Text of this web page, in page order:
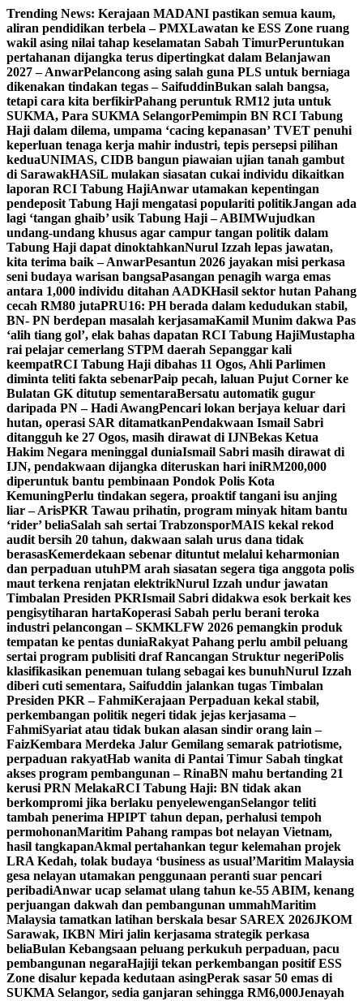
Skip
to
content
Trending News: Kerajaan MADANI pastikan semua kaum,
aliran pendidikan terbela – PMXLawatan ke ESS Zone ruang
wakil asing nilai tahap keselamatan Sabah TimurPeruntukan
pertahanan dijangka terus dipertingkat dalam Belanjawan
2027 – AnwarPelancong asing salah guna PLS untuk berniaga
dikenakan tindakan tegas – SaifuddinBukan salah bangsa,
tetapi cara kita berfikirPahang peruntuk RM12 juta untuk
SUKMA, Para SUKMA SelangorPemimpin BN RCI Tabung
Haji dalam dilema, umpama ‘cacing kepanasan’ TVET penuhi
keperluan tenaga kerja mahir industri, tepis persepsi pilihan
keduaUNIMAS, CIDB bangun piawaian ujian tanah gambut
di SarawakHASiL mulakan siasatan cukai individu dikaitkan
laporan RCI Tabung HajiAnwar utamakan kepentingan
pendeposit Tabung Haji mengatasi populariti politikJangan ada
lagi ‘tangan ghaib’ usik Tabung Haji – ABIMWujudkan
undang-undang khusus agar campur tangan politik dalam
Tabung Haji dapat dinoktahkanNurul Izzah lepas jawatan,
kita terima baik – AnwarPesantun 2026 jayakan misi perkasa
seni budaya warisan bangsaPasangan penagih warga emas
antara 1,000 individu ditahan AADKHasil sektor hutan Pahang
cecah RM80 jutaPRU16: PH berada dalam kedudukan stabil,
BN- PN berdepan masalah kerjasamaKamil Munim dakwa Pas
‘alih tiang gol’, elak bahas dapatan RCI Tabung HajiMustapha
rai pelajar cemerlang STPM daerah Sepanggar kali
keempatRCI Tabung Haji dibahas 11 Ogos, Ahli Parlimen
diminta teliti fakta sebenarPaip pecah, laluan Pujut Corner ke
Bulatan GK ditutup sementaraBersatu automatik gugur
daripada PN – Hadi AwangPencari lokan berjaya keluar dari
hutan, operasi SAR ditamatkanPendakwaan Ismail Sabri
ditangguh ke 27 Ogos, masih dirawat di IJNBekas Ketua
Hakim Negara meninggal duniaIsmail Sabri masih dirawat di
IJN, pendakwaan dijangka diteruskan hari iniRM200,000
diperuntuk bantu pembinaan Pondok Polis Kota
KemuningPerlu tindakan segera, proaktif tangani isu anjing
liar – ArisPKR Tawau prihatin, program minyak hitam bantu
‘rider’ beliaSalah sah sertai TrabzonsporMAIS kekal rekod
audit bersih 20 tahun, dakwaan salah urus dana tidak
berasasKemerdekaan sebenar dituntut melalui keharmonian
dan perpaduan utuhPM arah siasatan segera tiga anggota polis
maut terkena renjatan elektrikNurul Izzah undur jawatan
Timbalan Presiden PKRIsmail Sabri didakwa esok berkait kes
pengisytiharan hartaKoperasi Sabah perlu berani teroka
industri pelancongan – SKMKLFW 2026 pemangkin produk
tempatan ke pentas duniaRakyat Pahang perlu ambil peluang
sertai program publisiti draf Rancangan Struktur negeriPolis
klasifikasikan penemuan tulang sebagai kes bunuhNurul Izzah
diberi cuti sementara, Saifuddin jalankan tugas Timbalan
Presiden PKR – FahmiKerajaan Perpaduan kekal stabil,
perkembangan politik negeri tidak jejas kerjasama –
FahmiSyariat atau tidak bukan alasan sindir orang lain –
FaizKembara Merdeka Jalur Gemilang semarak patriotisme,
perpaduan rakyatHab wanita di Pantai Timur Sabah tingkat
akses program pembangunan – RinaBN mahu bertanding 21
kerusi PRN MelakaRCI Tabung Haji: BN tidak akan
berkompromi jika berlaku penyelewenganSelangor teliti
tambah penerima HPIPT tahun depan, perhalusi tempoh
permohonanMaritim Pahang rampas bot nelayan Vietnam,
hasil tangkapanAkmal pertahankan tegur kelemahan projek
LRA Kedah, tolak budaya ‘business as usual’Maritim Malaysia
gesa nelayan utamakan penggunaan peranti suar pencari
peribadiAnwar ucap selamat ulang tahun ke-55 ABIM, kenang
perjuangan dakwah dan pembangunan ummahMaritim
Malaysia tamatkan latihan berskala besar SAREX 2026JKOM
Sarawak, IKBN Miri jalin kerjasama strategik perkasa
beliaBulan Kebangsaan peluang perkukuh perpaduan, pacu
pembangunan negaraHajiji tekan perkembangan positif ESS
Zone disalur kepada kedutaan asingPerak sasar 50 emas di
SUKMA Selangor, sedia ganjaran sehingga RM6,000Jenayah